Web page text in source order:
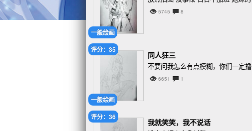
一般绘画
5745 8
一般绘画
评分：35
同人狂三
不要问我怎么有点模糊，你们一定撸
6651 1
评分：36
我就笑笑，我不说话